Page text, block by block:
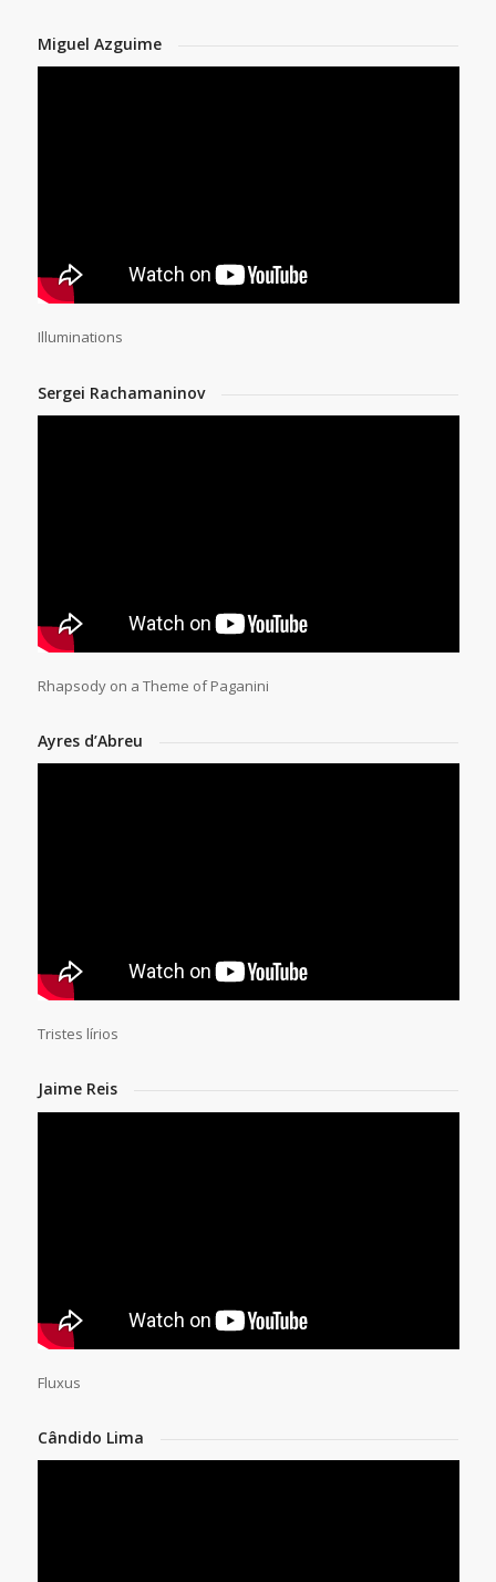
Miguel Azguime
Illuminations
Sergei Rachamaninov
Rhapsody on a Theme of Paganini
Ayres d’Abreu
Tristes lírios
Jaime Reis
Fluxus
Cândido Lima